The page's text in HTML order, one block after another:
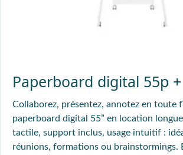
Paperboard digital 55p
Collaborez, présentez, annotez en toute
paperboard digital 55” en location
tactile, support inclus, usage intuitif :
réunions, formations ou brainstormings.